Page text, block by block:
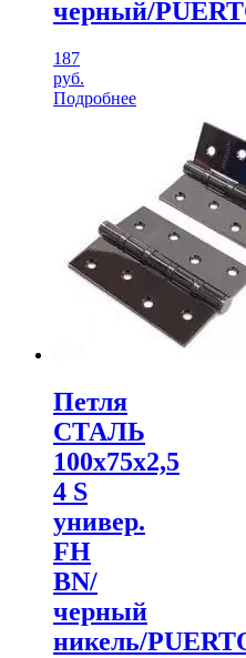
черный/
187
руб.
Подробнее
Петля
СТАЛЬ
100х75х2,5
4 S
универ.
FH
BN/
черный
никель/